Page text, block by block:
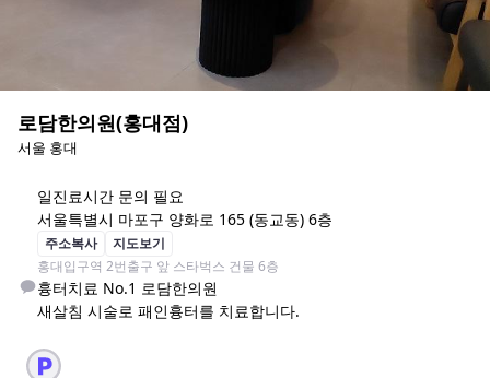
로담한의원(홍대점)
서울 홍대
일진료시간 문의 필요
서울특별시 마포구 양화로 165 (동교동) 6층
주소복사
지도보기
홍대입구역 2번출구 앞 스타벅스 건물 6층
흉터치료 No.1 로담한의원
새살침 시술로 패인흉터를 치료합니다.